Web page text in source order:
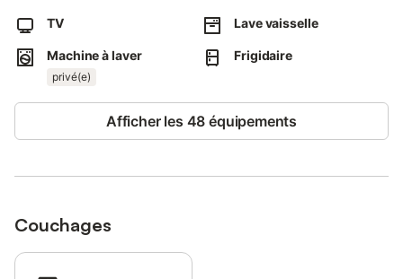
La salle de bains, quant à elle, dispose de tout ce dont vous
avez besoin : lavabo, miroir, toilettes et douche.
Vous pourrez ensuite vous détendre sur la petite terrasse,
utilisée comme coin détente.
Services et espaces communs
des piscines communautaires à votre disposition.
TV Lave vaisselle
Machine à laver
privé(e)
Frigidaire
Afficher les 48 équipements
Couchages